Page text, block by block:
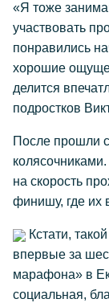
«Я тоже
участвовать
понравились
хорошие
делится
подростков
После прошли
на скорость
финишу, где их
Кстати,
впервые за
марафона» в
социальная,